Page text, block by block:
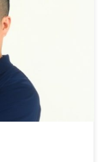
イフ）と「しご
つひとつにスポ
くらしとし […]